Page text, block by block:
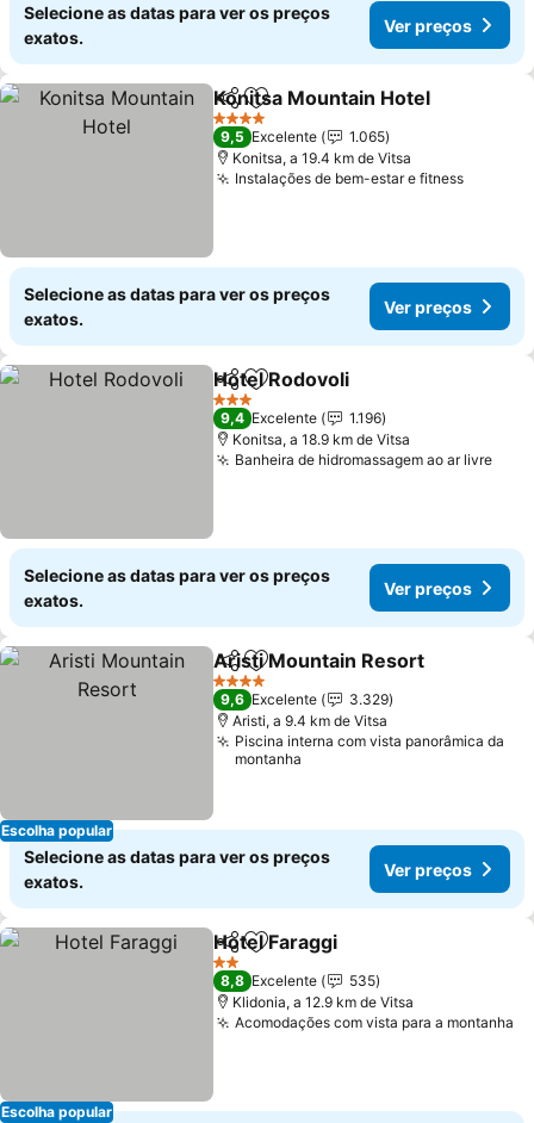
Selecione as datas para ver os preços
exatos.
Ver preços
PartilharAdicionar aos favoritos
Konitsa Mountain Hotel
4 Estrelas
9,5 Excelente
1.065
Konitsa, a 19.4 km de Vitsa
Instalações de bem-estar e fitnessVer
Selecione as datas para ver os preços
exatos.
Ver preços
PartilharAdicionar aos favoritos
Hotel Rodovoli
3 Estrelas
9,4 Excelente
1.196
Konitsa, a 18.9 km de Vitsa
Banheira de hidromassagem ao ar livreVer
Selecione as datas para ver os preços
exatos.
Ver preços
Escolha popular
PartilharAdicionar aos favoritos
Aristi Mountain Resort
4 Estrelas
9,6 Excelente
3.329
Aristi, a 9.4 km de Vitsa
Piscina interna com vista panorâmica da
montanha
Selecione as datas para ver os preços
exatos.
Ver preços
Escolha popular
PartilharAdicionar aos favoritos
Hotel Faraggi
2 Estrelas
8,8 Excelente
535
Klidonia, a 12.9 km de Vitsa
Acomodações com vista para a montanha